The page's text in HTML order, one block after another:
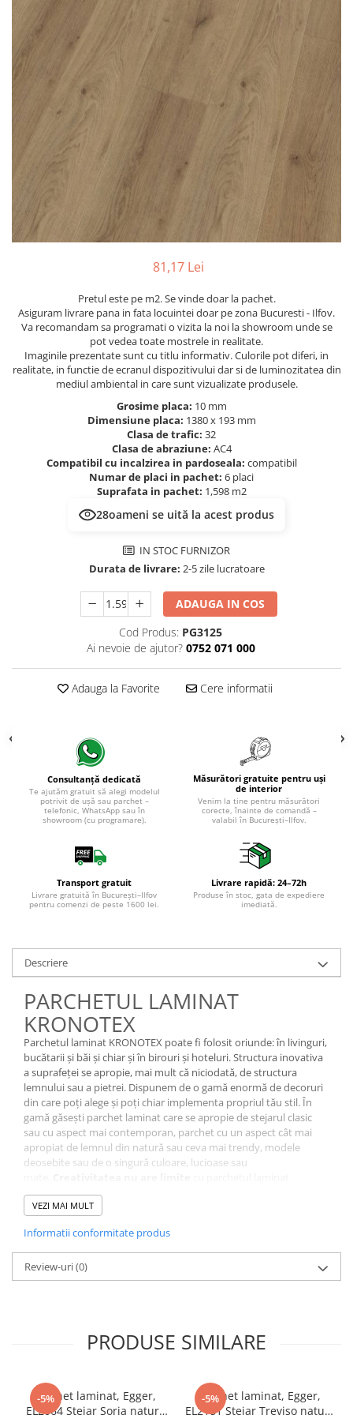
River 12 mm
Timeless 12mm
Woodstock 8mm
Woodstock PRO 8mm
Woodstock XL 10mm
Woodstock XL 8mm
ADO Floor - SPC
Finsa - Laminat
Finfloor 12mm
Style 8mm
Supreme 8mm
Advanced 8 mm
Amazone 10 mm
Evolution 12 mm
Exquisit 8 mm
Mammut 12 mm
Robusto 12 mm
81,17 Lei
Pretul este pe m2. Se vinde doar la pachet.
Asiguram livrare pana in fata locuintei doar pe zona Bucuresti - Ilfov.
Va recomandam sa programati o vizita la noi la showroom unde se
pot vedea toate mostrele in realitate.
Imaginile prezentate sunt cu titlu informativ. Culorile pot diferi, in
realitate, in functie de ecranul dispozitivului dar si de luminozitatea din
mediul ambiental in care sunt vizualizate produsele.
Grosime placa: 10 mm
Dimensiune placa: 1380 x 193 mm
Clasa de trafic: 32
Clasa de abraziune: AC4
Compatibil cu incalzirea in pardoseala: compatibil
Numar de placi in pachet: 6 placi
Suprafata in pachet: 1,598 m2
28oameni se uită la acest produs
IN STOC FURNIZOR
Durata de livrare: 2-5 zile lucratoare
ADAUGA IN COS
Cod Produs: PG3125
Ai nevoie de ajutor? 0752 071 000
Adauga la Favorite Cere informatii
Consultanță dedicată
Te ajutăm gratuit să alegi modelul
potrivit de ușă sau parchet –
telefonic, WhatsApp sau în
showroom (cu programare).
Măsurători gratuite pentru uși
de interior
Venim la tine pentru măsurători
corecte, înainte de comandă –
valabil în București–Ilfov.
Transport gratuit
Livrare gratuită în București–Ilfov
pentru comenzi de peste 1600 lei.
Livrare rapidă: 24–72h
Produse în stoc, gata de expediere
imediată.
Descriere
PARCHETUL LAMINAT
KRONOTEX
Parchetul laminat KRONOTEX poate fi folosit oriunde: în livinguri,
bucătarii și băi și chiar și în birouri și hoteluri. Structura inovativa
a suprafeței se apropie, mai mult că niciodată, de structura
lemnului sau a pietrei. Dispunem de o gamă enormă de decoruri
din care poți alege și poți chiar implementa propriul tău stil. În
gamă găsești parchet laminat care se apropie de stejarul clasic
sau cu aspect mai contemporan, parchet cu un aspect cât mai
apropiat de lemnul din natură sau ceva mai trendy, modele
deosebite sau de o singură culoare, lucioase sau
KRONOTEX. Sunt
sunt ușor de curățat. Te vei bucura de el pentru mult timp și cu
Bun Pentru Sănătate Și Mediu
Parchetul laminat are în compoziție 90% lemn natural. De aceea
are un profileco-friendly
și a
regenerabilă. KRONOTEX investește în mod regulat în
de producție de ultimă generațiecare sunt proiectate să
pesticide, compuși clororganici, plastifianți sau metale
grele toxice. De aceea, pardoselile laminate KRONOTEX au o
amprentă ecologică remarcabilă. Ca rezultat al compoziției și
VEZI MAI MULT
Informatii conformitate produs
Review-uri(0)
PRODUSE SIMILARE
-5%
Parchet laminat, Egger,
EL2064 Stejar Soria natur,
-5%
Parchet laminat, Egger,
EL2181 Stejar Treviso natur,